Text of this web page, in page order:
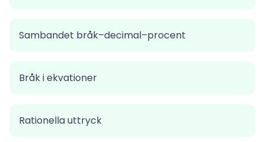
Sambandet bråk–decimal–procent
Bråk i ekvationer
Rationella uttryck